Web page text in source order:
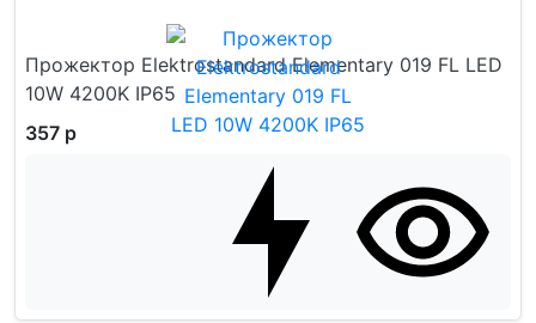
Прожектор Elektrostandard Elementary 019 FL LED
10W 4200K IP65
357 р